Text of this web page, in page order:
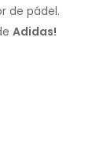
de pádel.
Adidas!